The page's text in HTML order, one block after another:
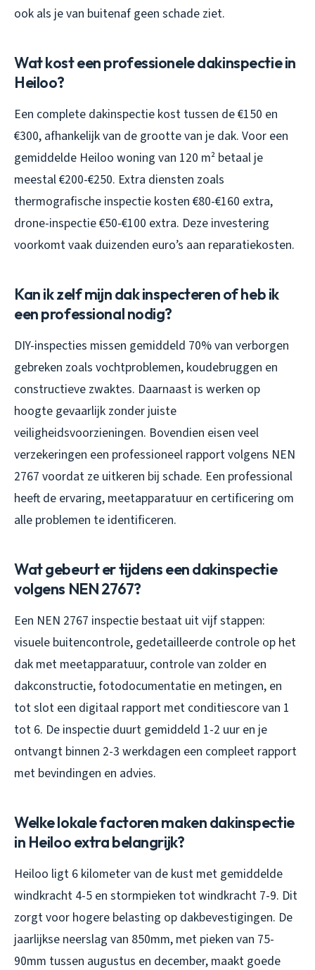
ook als je van buitenaf geen schade ziet.
Wat kost een professionele dakinspectie in
Heiloo?
Een complete dakinspectie kost tussen de €150 en
€300, afhankelijk van de grootte van je dak. Voor een
gemiddelde Heiloo woning van 120 m² betaal je
meestal €200-€250. Extra diensten zoals
thermografische inspectie kosten €80-€160 extra,
drone-inspectie €50-€100 extra. Deze investering
voorkomt vaak duizenden euro’s aan reparatiekosten.
Kan ik zelf mijn dak inspecteren of heb ik
een professional nodig?
DIY-inspecties missen gemiddeld 70% van verborgen
gebreken zoals vochtproblemen, koudebruggen en
constructieve zwaktes. Daarnaast is werken op
hoogte gevaarlijk zonder juiste
veiligheidsvoorzieningen. Bovendien eisen veel
verzekeringen een professioneel rapport volgens NEN
2767 voordat ze uitkeren bij schade. Een professional
heeft de ervaring, meetapparatuur en certificering om
alle problemen te identificeren.
Wat gebeurt er tijdens een dakinspectie
volgens NEN 2767?
Een NEN 2767 inspectie bestaat uit vijf stappen:
visuele buitencontrole, gedetailleerde controle op het
dak met meetapparatuur, controle van zolder en
dakconstructie, fotodocumentatie en metingen, en
tot slot een digitaal rapport met conditiescore van 1
tot 6. De inspectie duurt gemiddeld 1-2 uur en je
ontvangt binnen 2-3 werkdagen een compleet rapport
met bevindingen en advies.
Welke lokale factoren maken dakinspectie
in Heiloo extra belangrijk?
Heiloo ligt 6 kilometer van de kust met gemiddelde
windkracht 4-5 en stormpieken tot windkracht 7-9. Dit
zorgt voor hogere belasting op dakbevestigingen. De
jaarlijkse neerslag van 850mm, met pieken van 75-
90mm tussen augustus en december, maakt goede